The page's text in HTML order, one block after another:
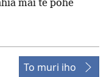
mai te pohe
To muri iho